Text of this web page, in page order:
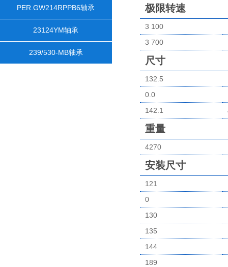
PER.GW214RPPB6轴承
23124YM轴承
239/530-MB轴承
极限转速
3 100
3 700
尺寸
132.5
0.0
142.1
重量
4270
安装尺寸
121
0
130
135
144
189